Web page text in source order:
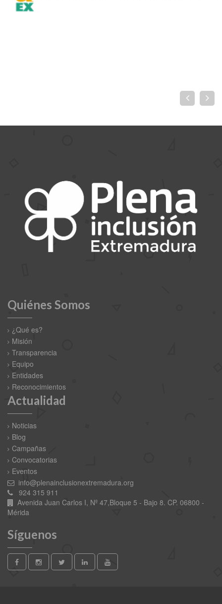
Quiénes Somos
¿Qué es?
Misión
Transparencia
Equipo
Entidades
Reconocimientos
Actualidad
Noticias
Blog
Campañas
Convocatorias
Eventos
info@plenainclusionextremadura.org
924 315 911
Avenida Juan Carlos I, Nº 47,Bloque 5 - Bajo 8. CP. 06800 -
Mérida
Síguenos